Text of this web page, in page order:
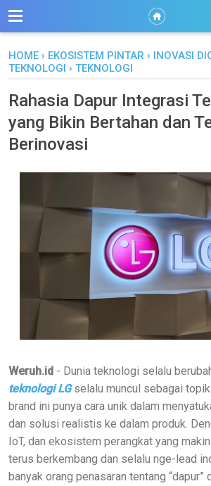
HOME › EKOSISTEM PINTAR › INOVASI
TEKNOLOGI › TEKNOLOGI
Rahasia Dapur Integrasi
yang Bikin Bertahan dan
Berinovasi
Weruh.id - Dunia teknologi selalu
teknologi LGselalu muncul sebagai
brand ini punya cara unik dalam
dan solusi realistis ke dalam produk.
IoT, dan ekosistem perangkat yang
terus berkembang dan selalu nge-lead
banyak orang penasaran tentang “dapur”